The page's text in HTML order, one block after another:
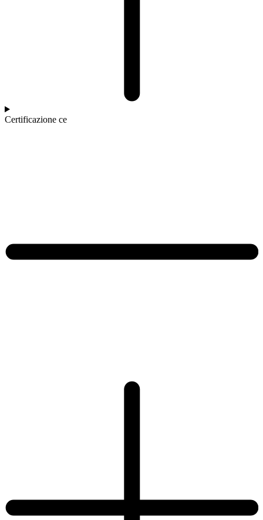
Certificazione ce